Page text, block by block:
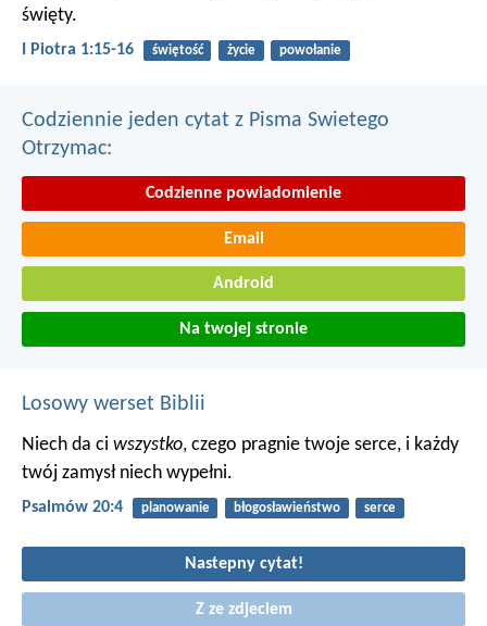
święty.
I Piotra 1:15-16 świętość życie powołanie
Codziennie jeden cytat z Pisma Swietego
Otrzymac:
Codzienne powiadomienie
Email
Android
Na twojej stronie
Losowy werset Biblii
Niech da ci wszystko, czego pragnie twoje serce, i każdy
twój zamysł niech wypełni.
Psalmów 20:4 planowanie błogosławieństwo serce
Nastepny cytat!
Z ze zdjeciem